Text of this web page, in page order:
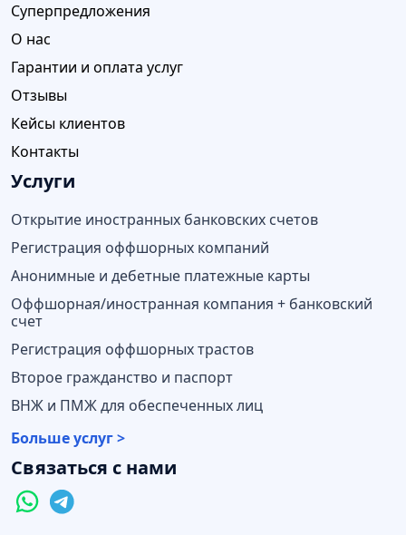
Суперпредложения
О нас
Гарантии и оплата услуг
Отзывы
Кейсы клиентов
Контакты
Услуги
Открытие иностранных банковских счетов
Регистрация оффшорных компаний
Анонимные и дебетные платежные карты
Оффшорная/иностранная компания + банковский
счет
Регистрация оффшорных трастов
Второе гражданство и паспорт
ВНЖ и ПМЖ для обеспеченных лиц
Больше услуг >
Связаться с нами